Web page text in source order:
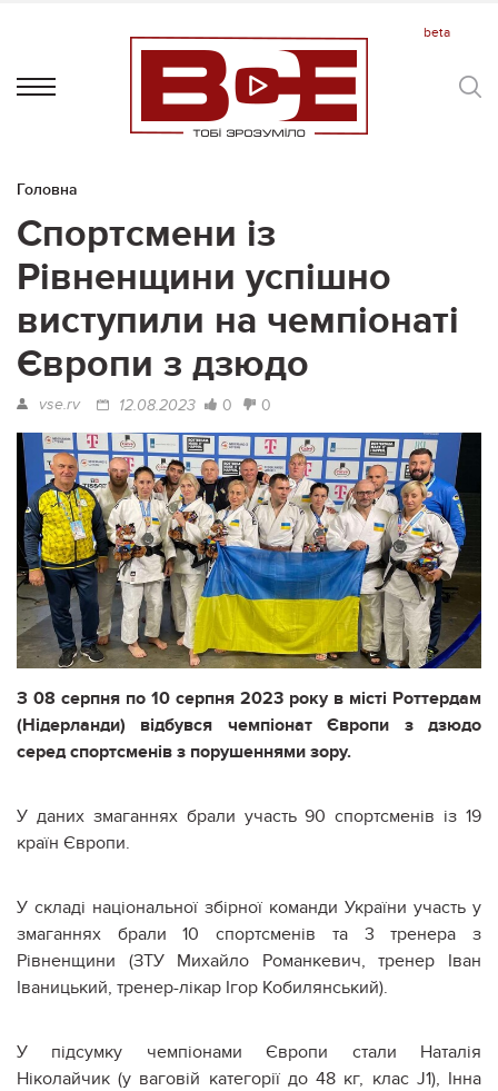
Головна
Спортсмени із
Рівненщини успішно
виступили на чемпіонаті
Європи з дзюдо
vse.rv 12.08.2023 0 0
З 08 серпня по 10 серпня 2023 року в місті Роттердам
(Нідерланди) відбувся чемпіонат Європи з дзюдо
серед спортсменів з порушеннями зору.
У даних змаганнях брали участь 90 спортсменів із 19
країн Європи.
У складі національної збірної команди України участь у
змаганнях брали 10 спортсменів та 3 тренера з
Рівненщини (ЗТУ Михайло Романкевич, тренер Іван
Іваницький, тренер-лікар Ігор Кобилянський).
У підсумку чемпіонами Європи стали Наталія
Ніколайчик (у ваговій категорії до 48 кг, клас J1), Інна